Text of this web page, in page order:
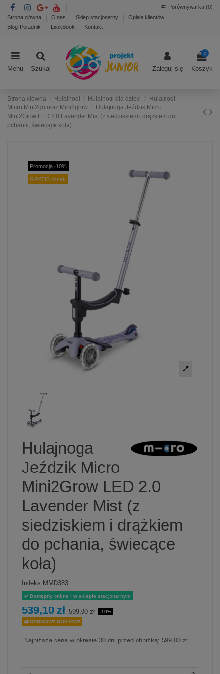
Strona główna O nas Sklep stacjonarny
Opinie klientów
Blog-Poradnik
LookBook Kontakt
Porównywarka (0)
Menu Szukaj Zaloguj się
0
Koszyk
Strona główna Hulajnogi Hulajnogi dla dzieci
Hulajnogi
Micro Mini2go oraz Mini2grow
Hulajnoga Jeździk Micro
Mini2Grow LED 2.0 Lavender Mist (z siedziskiem i drążkiem do
pchania, świecące koła)
Promocja -10%
GRATIS pasek
Hulajnoga
Jeździk Micro
Mini2Grow LED 2.0
Lavender Mist (z
siedziskiem i drążkiem
do pchania, świecące
koła)
Indeks MMD383
Dostępny online i w sklepie stacjonarnym
539,10 zł 599,00 zł
-10%
DARMOWA DOSTAWA
Najniższa cena w okresie 30 dni przed obniżką: 599,00 zł